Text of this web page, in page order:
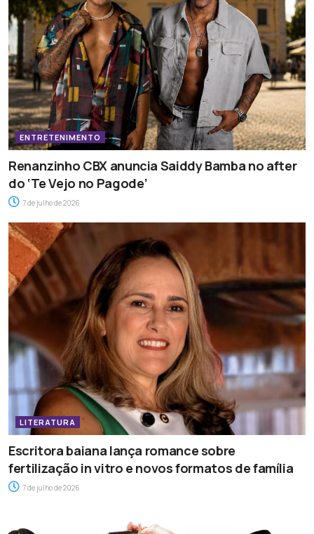
ENTRETENIMENTO
Renanzinho CBX anuncia Saiddy Bamba no after
do ‘Te Vejo no Pagode’
7 de julho de 2026
LITERATURA
Escritora baiana lança romance sobre
fertilização in vitro e novos formatos de família
7 de julho de 2026